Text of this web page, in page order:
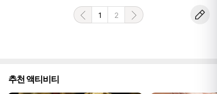
귀국날 좋은 기분으로 갔다 기분만 엉망 진창 이네요
손님이 얼마나 많은지 모르겠으나 이런식으로 장사하시면 안댑니다
1 2
추천 액티비티